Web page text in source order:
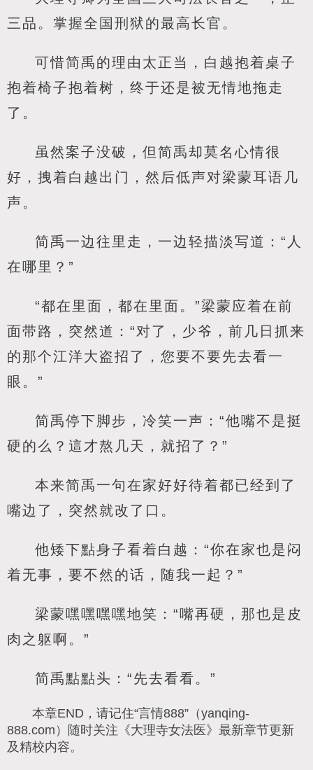
三品。掌握全国刑狱的最高长官。
可惜简禹的理由太正当，白越抱着桌子
抱着椅子抱着树，终于还是被无情地拖走
了。
虽然案子没破，但简禹却莫名心情很
好，拽着白越出门，然后低声对梁蒙耳语几
声。
简禹一边往里走，一边轻描淡写道：“人
在哪里？”
“都在里面，都在里面。”梁蒙应着在前
面带路，突然道：“对了，少爷，前几日抓来
的那个江洋大盗招了，您要不要先去看一
眼。”
简禹停下脚步，冷笑一声：“他嘴不是挺
硬的么？這才熬几天，就招了？”
本来简禹一句在家好好待着都已经到了
嘴边了，突然就改了口。
他矮下點身子看着白越：“你在家也是闷
着无事，要不然的话，随我一起？”
梁蒙嘿嘿嘿嘿地笑：“嘴再硬，那也是皮
肉之躯啊。”
简禹點點头：“先去看看。”
本章END，请记住“言情888”（yanqing-
888.com）随时关注《大理寺女法医》最新章节更新
及精校内容。